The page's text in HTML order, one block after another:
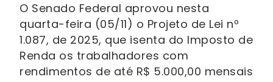
O Senado Federal aprovou nesta
quarta-feira (05/11) o Projeto de Lei nº
1.087, de 2025, que isenta do Imposto de
Renda os trabalhadores com
rendimentos de até R$ 5.000,00 mensais